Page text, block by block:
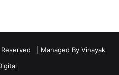
| Managed By Vinayak